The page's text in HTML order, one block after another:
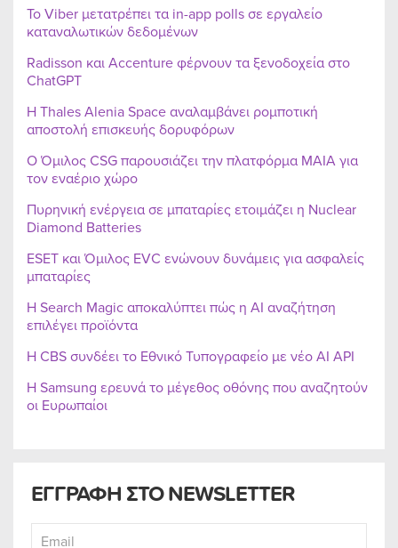
ΕΓΓΡΑΦΗ ΣΤΟ NEWSLETTER
Το Viber μετατρέπει τα in-app polls σε εργαλείο
καταναλωτικών δεδομένων
Radisson και Accenture φέρνουν τα ξενοδοχεία στο
ChatGPT
Η Thales Alenia Space αναλαμβάνει ρομποτική
αποστολή επισκευής δορυφόρων
Ο Όμιλος CSG παρουσιάζει την πλατφόρμα MAIA για
τον εναέριο χώρο
Πυρηνική ενέργεια σε μπαταρίες ετοιμάζει η Nuclear
Diamond Batteries
ESET και Όμιλος EVC ενώνουν δυνάμεις για ασφαλείς
μπαταρίες
Η Search Magic αποκαλύπτει πώς η AI αναζήτηση
επιλέγει προϊόντα
Η CBS συνδέει το Εθνικό Τυπογραφείο με νέο AI API
Η Samsung ερευνά το μέγεθος οθόνης που αναζητούν
οι Ευρωπαίοι